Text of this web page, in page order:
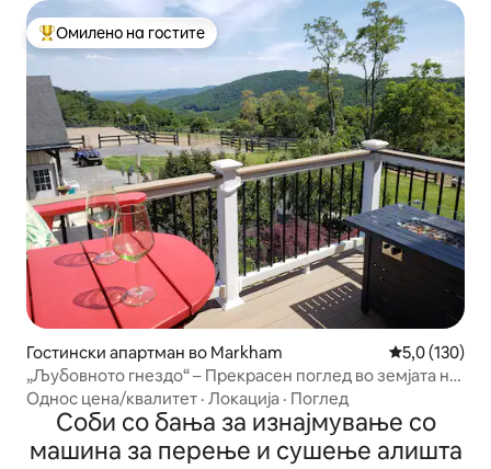
Меѓу најуспешните „Омилени на гостите“
Омилено на гостите
Гостински апартман во Markham Просечна
5,0 (130)
„Љубовното гнездо“ – Прекрасен поглед во земјата на
виното!
Однос цена/квалитет · Локација · Поглед
Соби со бања за изнајмување со
машина за перење и сушење алишта